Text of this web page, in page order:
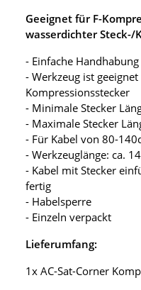
Geeignet für F-
wasserdichter Steck-/
- Einfache Handhabung
- Werkzeug ist
Kompressionsstecker
- Minimale Stecker
- Maximale Stecker
- Für Kabel von 80-
- Werkzeuglänge: ca.
- Kabel mit Stecker
fertig
- Habelsperre
- Einzeln verpackt
Lieferumfang:
1x AC-Sat-Corner